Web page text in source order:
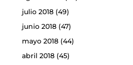
julio 2018(49)
junio 2018(47)
mayo 2018(44)
abril 2018(45)